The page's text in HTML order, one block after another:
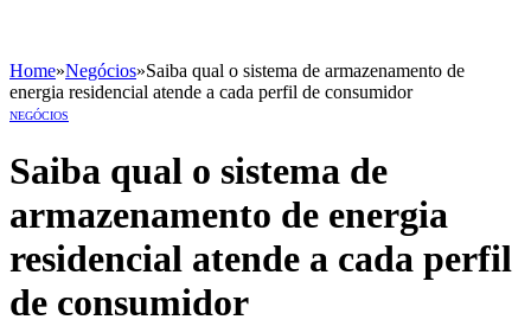
Home»Negócios»Saiba qual o sistema de armazenamento de
energia residencial atende a cada perfil de consumidor
NEGÓCIOS
Saiba qual o sistema de
armazenamento de energia
residencial atende a cada perfil
de consumidor